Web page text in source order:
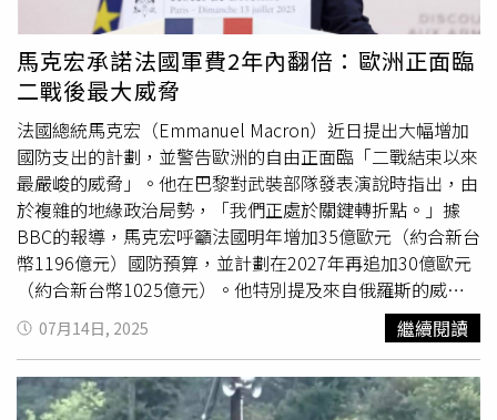
（Trident II D5）彈道飛彈，射程可達4,600英里，且任何時
刻約有8至10艘處於部署狀態。美國科學家聯盟的克里斯滕
森（Hans Kristensen）指出，這些潛艦長期維持在可對俄
發射的位置，因此川普的調動更多是對梅德韋傑夫言論的直
接反應。軍控倡議人士對川普的表態表達憂慮。軍控協會執
行董事金博爾（Daryl Kimball）批評，這種在社群媒體以帶
有挑釁意味的方式談論核武，既不負責任，也不可取。美方
歷來避免在核恐嚇上與俄羅斯對等，以免增加使用世界上最
具毀滅性武器的風險。報導中提到，梅德韋傑夫現任俄羅斯
安全會議副主席，向來以鷹派言論聞名，並自2022年俄軍
進攻烏克蘭以來成為克里姆林宮最強硬的反西方聲音之一。
他與川普近來頻繁隔空互嗆，包括川普在本週稍早對俄羅斯
下最後通牒，要求10天內同意烏克蘭停火，否則將面臨關
稅。儘管部分分析認為川普的言辭可能製造「承諾陷阱」，
讓外界認為他會在局勢升級時動用核武，但麥凱恩研究所執
馬克宏承諾法國軍費2年內翻倍：歐洲正面臨
二戰後最大威脅
法國總統馬克宏（Emmanuel Macron）近日提出大幅增加
國防支出的計劃，並警告歐洲的自由正面臨「二戰結束以來
最嚴峻的威脅」。他在巴黎對武裝部隊發表演說時指出，由
於複雜的地緣政治局勢，「我們正處於關鍵轉折點。」據
BBC的報導，馬克宏呼籲法國明年增加35億歐元（約合新台
幣1196億元）國防預算，並計劃在2027年再追加30億歐元
（約合新台幣1025億元）。他特別提及來自俄羅斯的威
脅，並譴責該國的「帝國主義政策」與「領土併吞行徑」。
自莫斯科於2022年2月全面入侵烏克蘭以來，戰火持續肆
虐。馬克宏承諾將法國軍事預算提前3年於2027年達到翻倍
成長。該國2017年國防預算為320億歐元，按照新計劃將在
07月14日, 2025 繼續閱讀